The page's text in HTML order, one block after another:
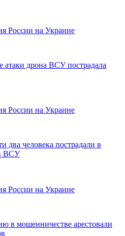
России на Украине
атаки дрона ВСУ пострадала
России на Украине
два человека пострадали в
ВСУ
России на Украине
в мошенничестве арестовали